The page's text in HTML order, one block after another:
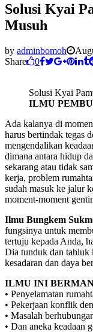
Solusi Kyai
Musuh
by adminbomoh
Share
0
Solusi Kyai
ILMU
Ada kalanya di
harus bertindak tegas
mengendalikan
dimana antara hidup
sekarang atau tidak
kerja, problem
sudah masuk ke jalur
moment-moment
Ilmu Bungkem
fungsinya untuk
tertuju kepada Anda,
Dia tunduk dan tahluk
kesadaran dan daya
ILMU INI
• Penyelamatan
• Pekerjaan konflik
• Masalah
• Dan aneka keadaan